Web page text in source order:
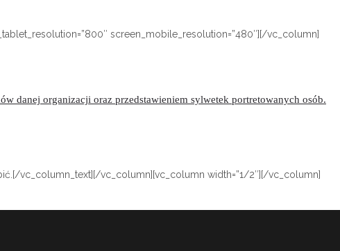
screen_mobile_resolution=”480″][/vc_column]
danej organizacji oraz przedstawieniem sylwetek portretowanych osób.
vc_column_text][/vc_column][vc_column width=”1/2″][/vc_column]